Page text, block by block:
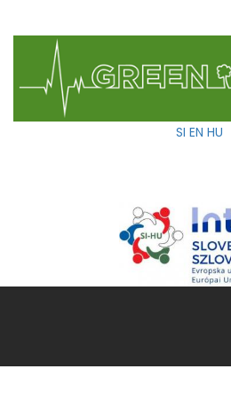
SI EN HU